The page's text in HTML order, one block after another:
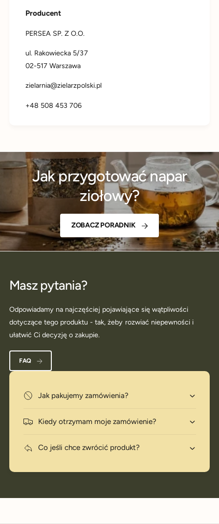
Producent
PERSEA SP. Z O.O.
ul. Rakowiecka 5/37
02-517 Warszawa
zielarnia@zielarzpolski.pl
+48 508 453 706
Jak przygotować napar
ziołowy?
ZOBACZ PORADNIK
Masz pytania?
Odpowiadamy na najczęściej pojawiające się wątpliwości
dotyczące tego produktu - tak, żeby rozwiać niepewności i
ułatwić Ci decyzję o zakupie.
FAQ
Jak pakujemy zamówienia?
Kiedy otrzymam moje zamówienie?
Co jeśli chce zwrócić produkt?